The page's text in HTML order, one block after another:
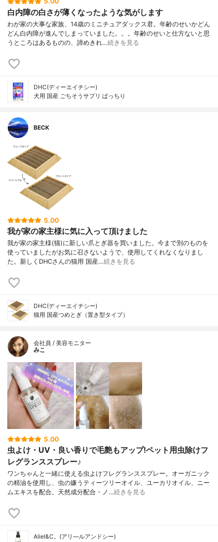
白内障の白さが薄くなったような気がします
わが家の大事な家族、14歳のミニチュアダックス君。年齢のせいかどん
どん白内障が進んでしまっていました。。。年齢のせいと仕方ないと思
うところはあるものの、諦めきれ…続きを見る
DHC(ディーエイチシー)
犬用 国産 ごちそうサプリ ぱっちり
BECK
5.00
我が家の家主様に気に入って頂けました
我が家の家主様(猫)に新しい爪とぎ器を買いました。今まで別のものを
使っていましたがお気に召さないようで、使用してくれなくなりまし
た。新しくDHCさんの猫用 国産…続きを見る
DHC(ディーエイチシー)
猫用 国産つめとぎ（置き型タイプ）
会社員 / 美容モニター
みこ
5.00
虫よけ・UV・良い香りで毛艶もアップ!ペット用虫除けフ
レグランススプレー♪
ワンちゃんと一緒に使える虫よけフレグランススプレー。オーガニック
の精油を使用し、虫の嫌うティーツリーオイル、ユーカリオイル、ニー
ムエキスを配合。天然成分配合・ノ…続きを見る
Aliel&C。(アリ―ルアンドシー)